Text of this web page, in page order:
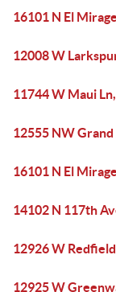
16101 N El
12008 W
11744 W Maui
12555 NW Grand
16101 N El
14102 N 117th
12926 W
12925 W